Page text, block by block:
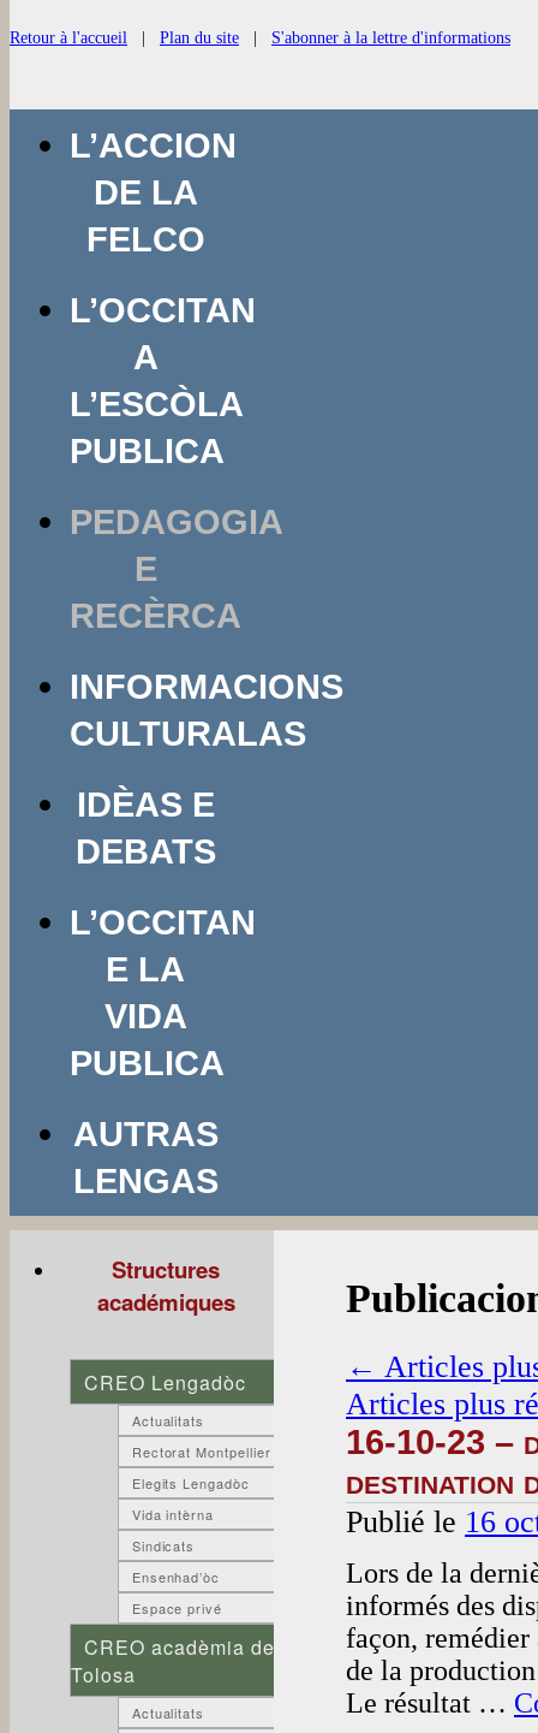
Retour à l'accueil Plan du site S'abonner à la lettre d'informations
L’ACCION
DE LA
FELCO
L’OCCITAN
A
L’ESCÒLA
PUBLICA
PEDAGOGIA
E
RECÈRCA
INFORMACIONS
CULTURALAS
IDÈAS E
DEBATS
L’OCCITAN
E LA
VIDA
PUBLICA
AUTRAS
LENGAS
← Articles
Articles plus
16-10-23 –
destination
Publié le 16
Lors de la
informés des
façon, remédier
de la
Le résultat …
Structures
académiques
CREO Lengadòc
Actualitats
Rectorat Montpellier
Elegits Lengadòc
Vida intèrna
Sindicats
Ensenhad’òc
Espace privé
CREO acadèmia de
Tolosa
Actualitats